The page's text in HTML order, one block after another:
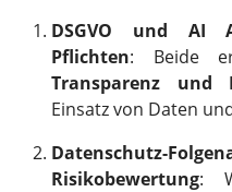
DSGVO und AI
Pflichten: Beide
Transparenz und
Einsatz von Daten
Datenschutz-
Risikobewertung: